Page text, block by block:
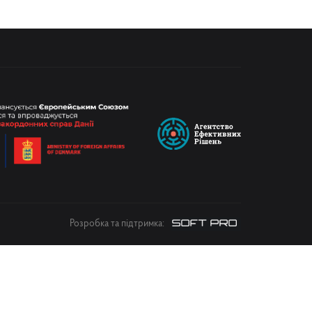
Розробка та підтримка: